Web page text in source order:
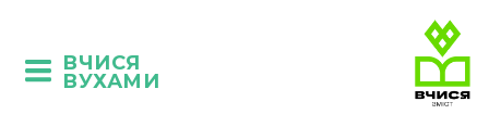
ВЧИСЯ
ВУХАМИ